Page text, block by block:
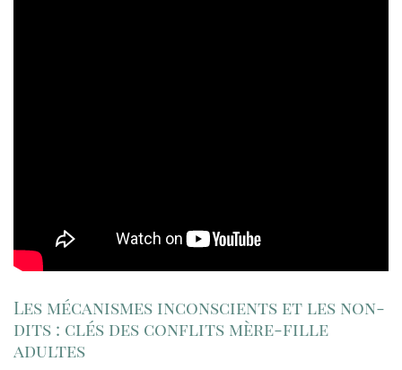
Les mécanismes inconscients et les non-
dits : clés des conflits mère-fille
adultes